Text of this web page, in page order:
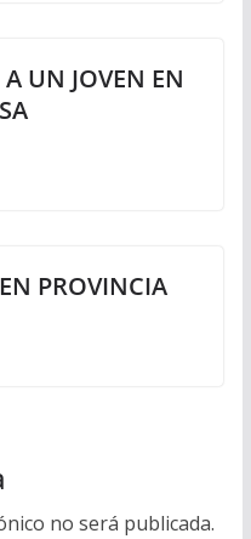
UN JOVEN EN
PROVINCIA
no será publicada.